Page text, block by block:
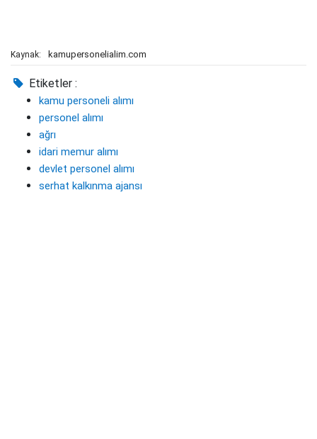
Kaynak: kamupersonelialim.com
Etiketler :
kamu personeli alımı
personel alımı
ağrı
idari memur alımı
devlet personel alımı
serhat kalkınma ajansı